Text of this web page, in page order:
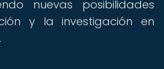
nuevas posibilidades
y la investigación en